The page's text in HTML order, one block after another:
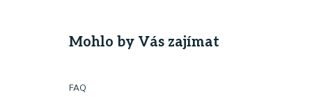
Mohlo by Vás zajímat
FAQ